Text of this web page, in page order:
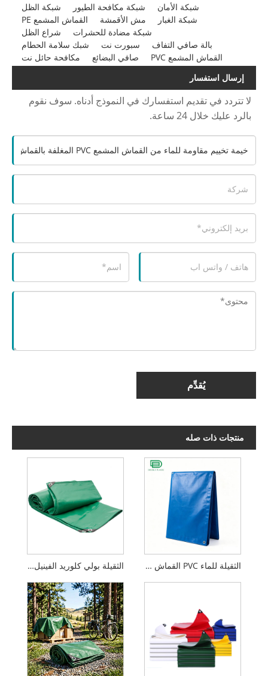
شبكة الظل
شبكة مكافحة الطيور
شبكة الأمان
القماش المشمع PE
مش الأقمشة
شبكة الغبار
شراع الظل
شبكة مضادة للحشرات
شبك سلامة الحطام
سبورت نت
بالة صافي التفاف
مكافحة حائل نت
صافي البضائع
القماش المشمع PVC
إرسال استفسار
لا تتردد في تقديم استفسارك في النموذج أدناه. سوف نقوم
بالرد عليك خلال 24 ساعة.
يُقدِّم
منتجات ذات صله
الثقيلة بولي كلوريد الفينيل القماش المشمع غير نافذ للمطر البناء في الهواء الطلق غطاء من البلاستيك منشأة الثقيلة للماء PVC القماش المشمع عززت الأقمشة البلاستيكية المقاومة للأشعة فوق البنفسجية